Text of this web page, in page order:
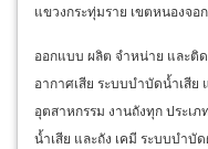
แขวงกระทุ่มราย เขตหนองจอ
ออกแบบ ผลิต จำหน่าย และติ
อากาศเสีย ระบบบำบัดน้ำเสีย
อุตสาหกรรม งานถังทุก ประเภ
น้ำเสีย และถัง เคมี ระบบบำบั